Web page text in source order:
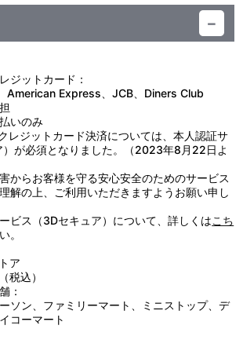
ｎｓｔｒｕｍｅｎｔａｌ）
ｎｓｔｒｕｍｅｎｔａｌ）
ジットカード：
American Express、JCB、Diners Club
いのみ
レジットカード決済については、本人認証サ
が必須となりました。（2023年8月22日よ
からお客様を守る安心安全のためのサービス
解の上、ご利用いただきますようお願い申し
ビス（3Dセキュア）について、詳しくはこち
。
ア
税込）
：
ソン、ファミリーマート、ミニストップ、デ
コーマート